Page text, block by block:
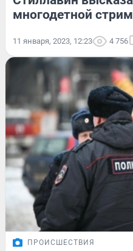
многодетной
11 января, 2023, 12:23 4 756
ПРОИСШЕСТВИЯ